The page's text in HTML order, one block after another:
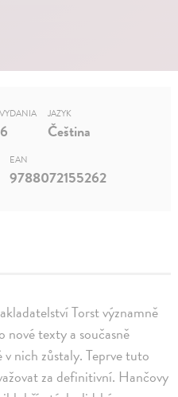
Torst významně
texty a současně
nich zůstaly. Teprve tuto
za definitivní. Hančovy
JAZYK
Čeština
EAN
9788072155262